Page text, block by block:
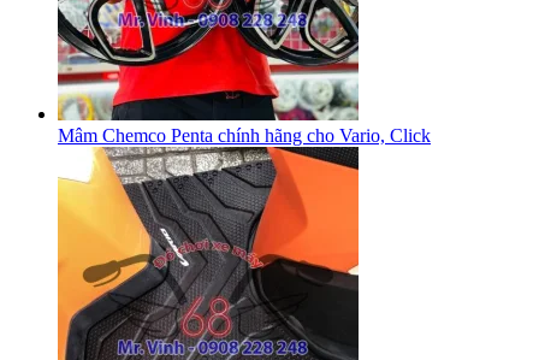
Mâm Chemco Penta chính hãng cho Vario, Click